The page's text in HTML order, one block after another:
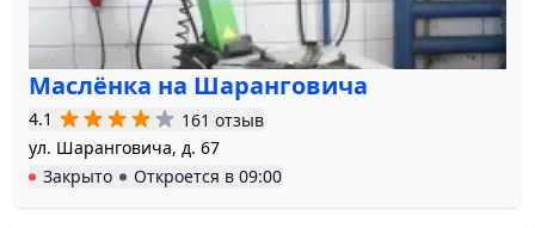
Маслёнка на Шаранговича
4.1
161 отзыв
ул. Шаранговича, д. 67
Закрыто
Откроется в 09:00